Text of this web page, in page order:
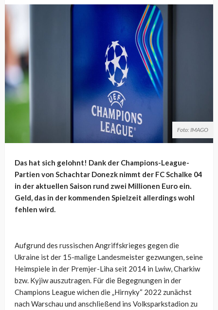
Foto: IMAGO
Das hat sich gelohnt! Dank der Champions-League-
Partien von Schachtar Donezk nimmt der FC Schalke 04
in der aktuellen Saison rund zwei Millionen Euro ein.
Geld, das in der kommenden Spielzeit allerdings wohl
fehlen wird.
Aufgrund des russischen Angriffskrieges gegen die
Ukraine ist der 15-malige Landesmeister gezwungen, seine
Heimspiele in der Premjer-Liha seit 2014 in Lwiw, Charkiw
bzw. Kyjiw auszutragen. Für die Begegnungen in der
Champions League wichen die „Hirnyky“ 2022 zunächst
nach Warschau und anschließend ins Volksparkstadion zu